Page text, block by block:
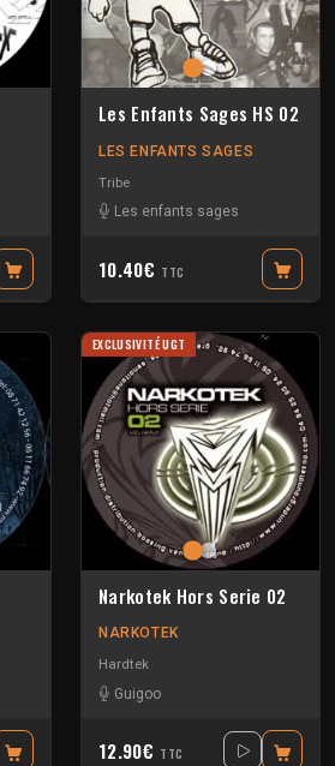
Les Enfants Sages HS 02
LES ENFANTS SAGES
Tribe
Les enfants sages
10.40€ TTC
EXCLUSIVITÉ UGT
Narkotek Hors Serie 02
NARKOTEK
Hardtek
Guigoo
12.90€ TTC